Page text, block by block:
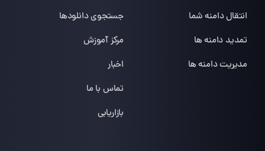
انتقال دامنه شما
تمدید دامنه ها
مدیریت دامنه ها
جستجوی دانلودها
مرکز آموزش
اخبار
تماس با ما
بازاریابی